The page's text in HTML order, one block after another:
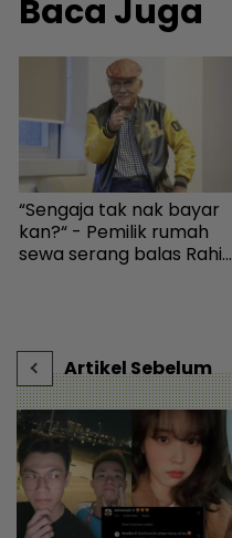
Baca Juga
“Sengaja tak nak bayar
kan?“ - Pemilik rumah
sewa serang balas Rahim
Artikel Sebelum